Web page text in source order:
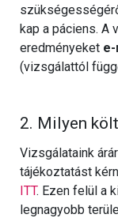
kap a páciens. A
eredményeket
(vizsgálattól
2. Milyen
Vizsgálataink
tájékoztatást
ITT. Ezen felül a
legnagyobb